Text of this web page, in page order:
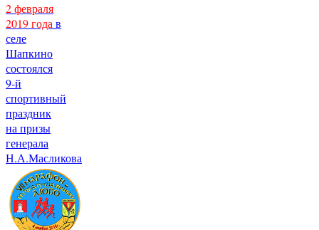
2 февраля
2019 годав
селе
Шапкино
состоялся
9-й
спортивный
праздник
на призы
генерала
Н.А.Масликова